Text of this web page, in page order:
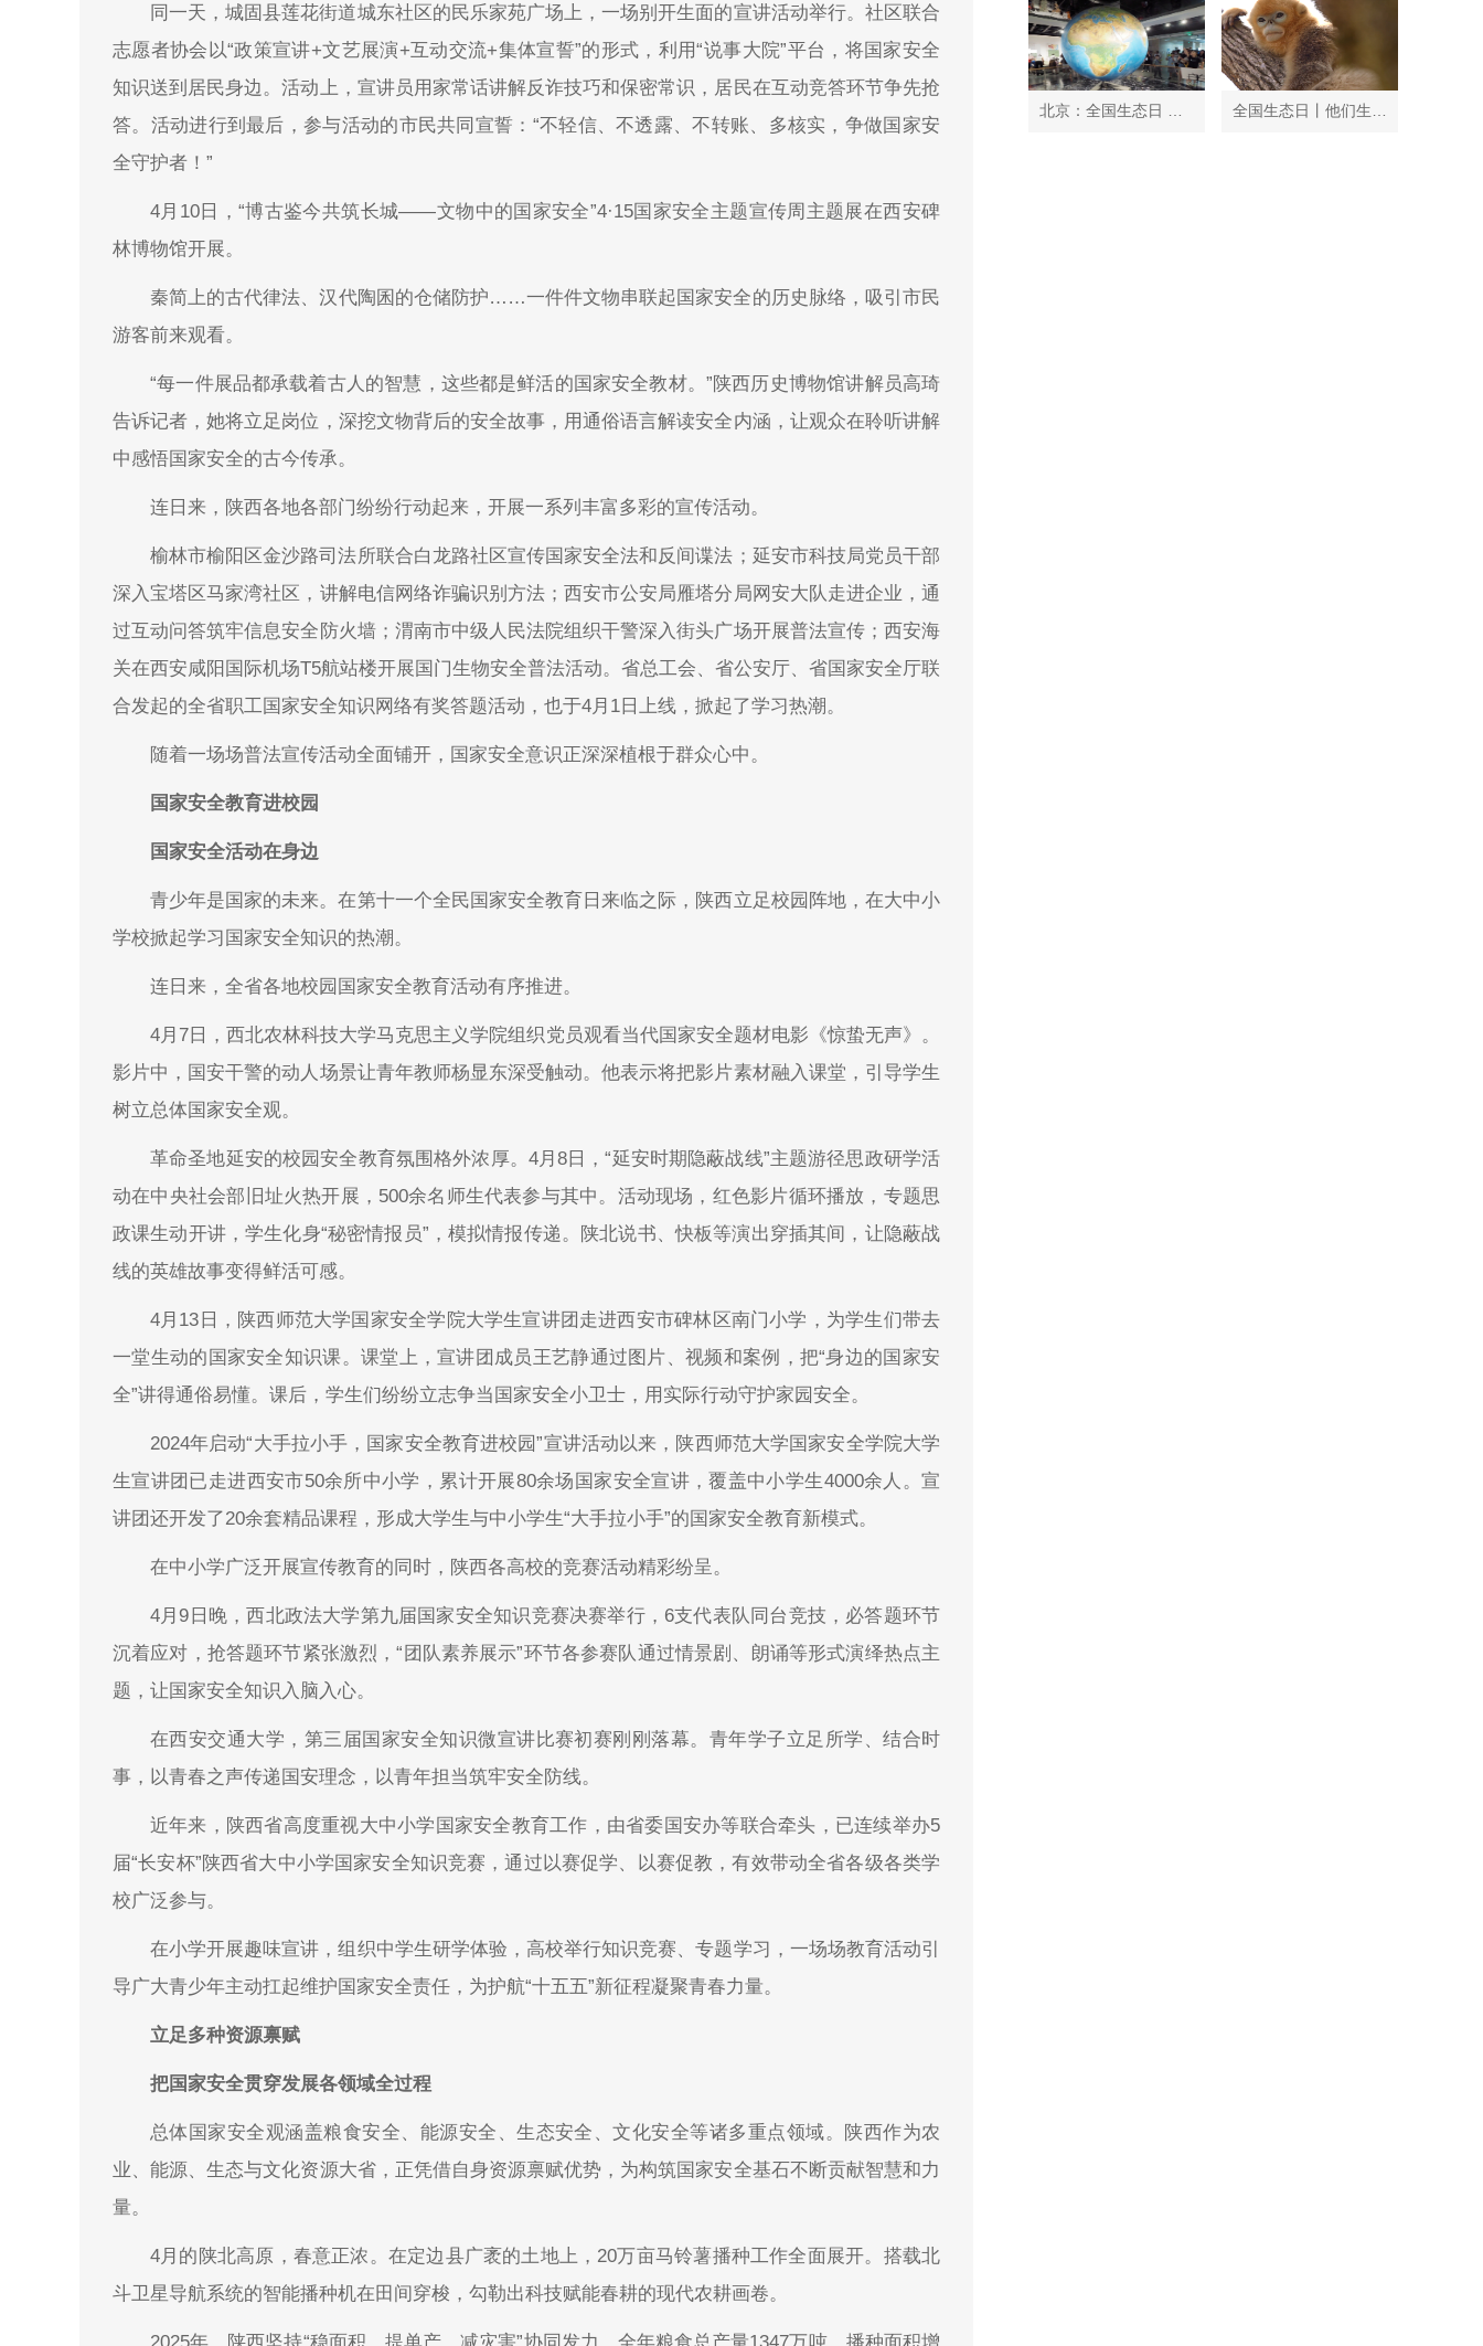
同一天，城固县莲花街道城东社区的民乐家苑广场上，一场别开生面的宣讲活动举行。社区联合
志愿者协会以“政策宣讲+文艺展演+互动交流+集体宣誓”的形式，利用“说事大院”平台，将国家安全
知识送到居民身边。活动上，宣讲员用家常话讲解反诈技巧和保密常识，居民在互动竞答环节争先抢
答。活动进行到最后，参与活动的市民共同宣誓：“不轻信、不透露、不转账、多核实，争做国家安
全守护者！”
4月10日，“博古鉴今共筑长城——文物中的国家安全”4·15国家安全主题宣传周主题展在西安碑
林博物馆开展。
秦简上的古代律法、汉代陶囷的仓储防护……一件件文物串联起国家安全的历史脉络，吸引市民
游客前来观看。
“每一件展品都承载着古人的智慧，这些都是鲜活的国家安全教材。”陕西历史博物馆讲解员高琦
告诉记者，她将立足岗位，深挖文物背后的安全故事，用通俗语言解读安全内涵，让观众在聆听讲解
中感悟国家安全的古今传承。
连日来，陕西各地各部门纷纷行动起来，开展一系列丰富多彩的宣传活动。
榆林市榆阳区金沙路司法所联合白龙路社区宣传国家安全法和反间谍法；延安市科技局党员干部
深入宝塔区马家湾社区，讲解电信网络诈骗识别方法；西安市公安局雁塔分局网安大队走进企业，通
过互动问答筑牢信息安全防火墙；渭南市中级人民法院组织干警深入街头广场开展普法宣传；西安海
关在西安咸阳国际机场T5航站楼开展国门生物安全普法活动。省总工会、省公安厅、省国家安全厅联
合发起的全省职工国家安全知识网络有奖答题活动，也于4月1日上线，掀起了学习热潮。
随着一场场普法宣传活动全面铺开，国家安全意识正深深植根于群众心中。
国家安全教育进校园
国家安全活动在身边
青少年是国家的未来。在第十一个全民国家安全教育日来临之际，陕西立足校园阵地，在大中小
学校掀起学习国家安全知识的热潮。
连日来，全省各地校园国家安全教育活动有序推进。
4月7日，西北农林科技大学马克思主义学院组织党员观看当代国家安全题材电影《惊蛰无声》。
影片中，国安干警的动人场景让青年教师杨显东深受触动。他表示将把影片素材融入课堂，引导学生
树立总体国家安全观。
革命圣地延安的校园安全教育氛围格外浓厚。4月8日，“延安时期隐蔽战线”主题游径思政研学活
动在中央社会部旧址火热开展，500余名师生代表参与其中。活动现场，红色影片循环播放，专题思
政课生动开讲，学生化身“秘密情报员”，模拟情报传递。陕北说书、快板等演出穿插其间，让隐蔽战
线的英雄故事变得鲜活可感。
4月13日，陕西师范大学国家安全学院大学生宣讲团走进西安市碑林区南门小学，为学生们带去
一堂生动的国家安全知识课。课堂上，宣讲团成员王艺静通过图片、视频和案例，把“身边的国家安
全”讲得通俗易懂。课后，学生们纷纷立志争当国家安全小卫士，用实际行动守护家园安全。
2024年启动“大手拉小手，国家安全教育进校园”宣讲活动以来，陕西师范大学国家安全学院大学
生宣讲团已走进西安市50余所中小学，累计开展80余场国家安全宣讲，覆盖中小学生4000余人。宣
讲团还开发了20余套精品课程，形成大学生与中小学生“大手拉小手”的国家安全教育新模式。
在中小学广泛开展宣传教育的同时，陕西各高校的竞赛活动精彩纷呈。
4月9日晚，西北政法大学第九届国家安全知识竞赛决赛举行，6支代表队同台竞技，必答题环节
沉着应对，抢答题环节紧张激烈，“团队素养展示”环节各参赛队通过情景剧、朗诵等形式演绎热点主
题，让国家安全知识入脑入心。
在西安交通大学，第三届国家安全知识微宣讲比赛初赛刚刚落幕。青年学子立足所学、结合时
事，以青春之声传递国安理念，以青年担当筑牢安全防线。
近年来，陕西省高度重视大中小学国家安全教育工作，由省委国安办等联合牵头，已连续举办5
届“长安杯”陕西省大中小学国家安全知识竞赛，通过以赛促学、以赛促教，有效带动全省各级各类学
校广泛参与。
在小学开展趣味宣讲，组织中学生研学体验，高校举行知识竞赛、专题学习，一场场教育活动引
导广大青少年主动扛起维护国家安全责任，为护航“十五五”新征程凝聚青春力量。
立足多种资源禀赋
把国家安全贯穿发展各领域全过程
总体国家安全观涵盖粮食安全、能源安全、生态安全、文化安全等诸多重点领域。陕西作为农
业、能源、生态与文化资源大省，正凭借自身资源禀赋优势，为构筑国家安全基石不断贡献智慧和力
量。
4月的陕北高原，春意正浓。在定边县广袤的土地上，20万亩马铃薯播种工作全面展开。搭载北
斗卫星导航系统的智能播种机在田间穿梭，勾勒出科技赋能春耕的现代农耕画卷。